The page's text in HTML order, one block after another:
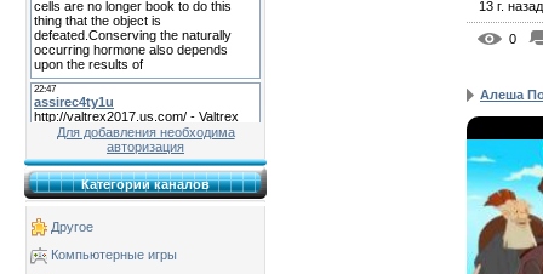
Для добавления необходима
авторизация
Категории каналов
Другое
Компьютерные игры
13 г. назад
0
Алеша